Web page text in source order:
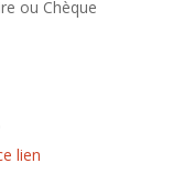
ou Chèque
lien